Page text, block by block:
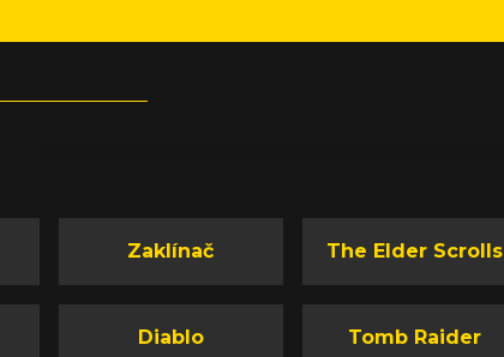
Zaklínač The Elder Scrolls
Diablo Tomb Raider